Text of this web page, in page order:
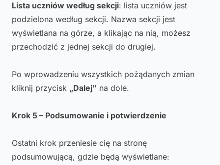
Lista uczniów według sekcji: lista uczniów jest
podzielona według sekcji. Nazwa sekcji jest
wyświetlana na górze, a klikając na nią, możesz
przechodzić z jednej sekcji do drugiej.
Po wprowadzeniu wszystkich pożądanych zmian
kliknij przycisk „Dalej” na dole.
Krok 5 – Podsumowanie i potwierdzenie
Ostatni krok przeniesie cię na stronę
podsumowującą, gdzie będą wyświetlane: